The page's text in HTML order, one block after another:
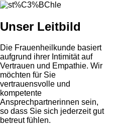
Unser Leitbild
Die Frauenheilkunde basiert
aufgrund ihrer Intimität auf
Vertrauen und Empathie. Wir
möchten für Sie
vertrauensvolle und
kompetente
Ansprechpartnerinnen sein,
so dass Sie sich jederzeit gut
betreut fühlen.